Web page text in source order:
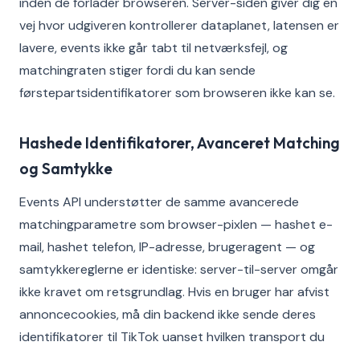
vej hvor udgiveren kontrollerer dataplanet, latensen er
lavere, events ikke går tabt til netværksfejl, og
matchingraten stiger fordi du kan sende
førstepartsidentifikatorer som browseren ikke kan se.
Hashede Identifikatorer, Avanceret Matching
og Samtykke
Events API understøtter de samme avancerede
matchingparametre som browser-pixlen — hashet e-
mail, hashet telefon, IP-adresse, brugeragent — og
samtykkereglerne er identiske: server-til-server omgår
ikke kravet om retsgrundlag. Hvis en bruger har afvist
annoncecookies, må din backend ikke sende deres
identifikatorer til TikTok uanset hvilken transport du